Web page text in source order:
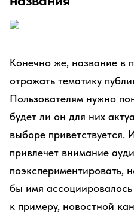
Конечно же, название в
отражать тематику
Пользователям нужно
будет ли он для них
выборе приветствуется.
привлечет внимание
поэкспериментировать,
бы имя
к примеру, новостной